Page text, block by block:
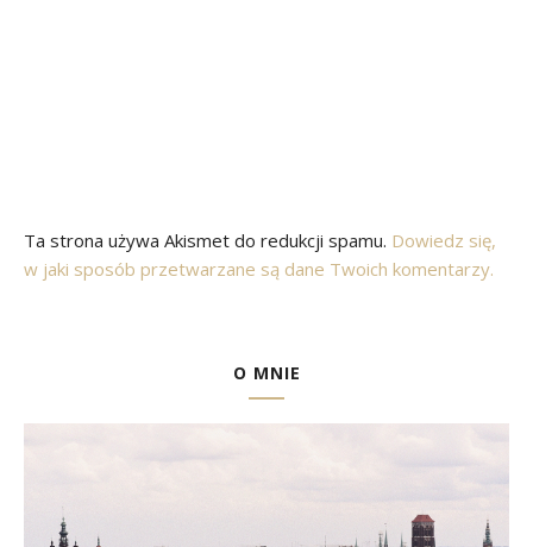
Ta strona używa Akismet do redukcji spamu. Dowiedz się,
w jaki sposób przetwarzane są dane Twoich komentarzy.
O MNIE